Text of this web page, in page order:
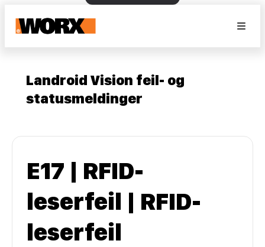
Landroid Vision feil- og
statusmeldinger
E17 | RFID-
leserfeil | RFID-
leserfeil